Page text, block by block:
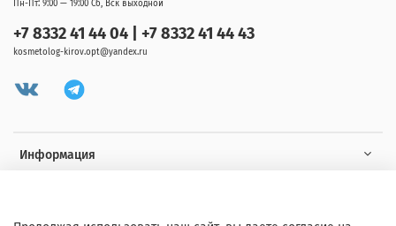
Информация
Пн-Пт: 9:00 — 19:00 Сб, Вск выходной
+7 8332 41 44 04 | +7 8332 41 44 43
kosmetolog-kirov.opt@yandex.ru